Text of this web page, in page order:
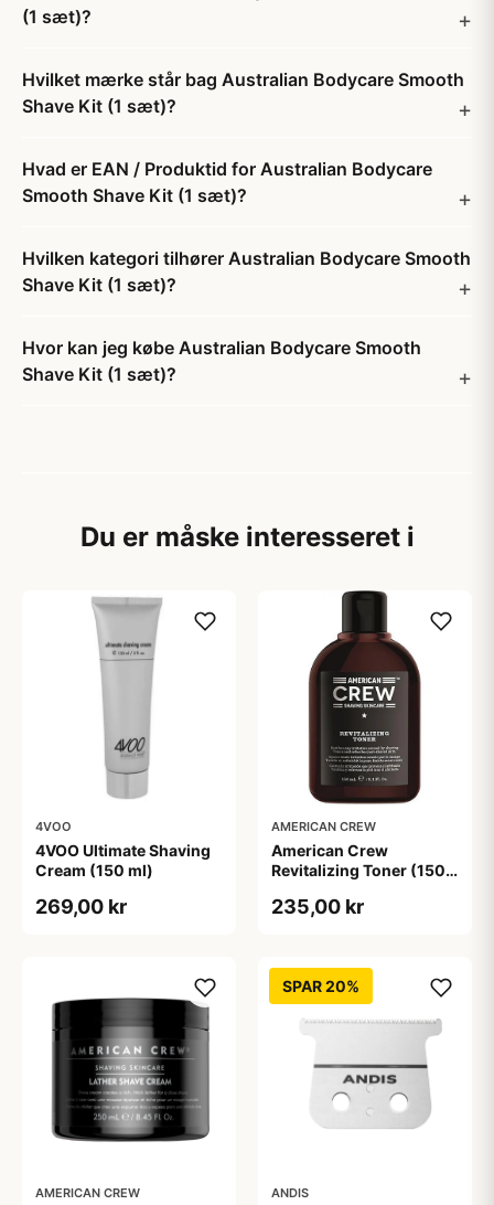
(1 sæt)?
Hvilket mærke står bag Australian Bodycare Smooth
Shave Kit (1 sæt)?
Hvad er EAN / Produktid for Australian Bodycare
Smooth Shave Kit (1 sæt)?
Hvilken kategori tilhører Australian Bodycare Smooth
Shave Kit (1 sæt)?
Hvor kan jeg købe Australian Bodycare Smooth
Shave Kit (1 sæt)?
Du er måske interesseret i
4VOO
4VOO Ultimate Shaving
Cream (150 ml)
269,00 kr
AMERICAN CREW
American Crew
Revitalizing Toner (150
235,00 kr
AMERICAN CREW
SPAR 20%
ANDIS